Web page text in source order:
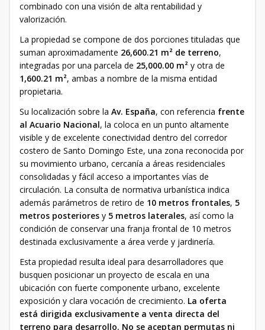
combinado con una visión de alta rentabilidad y
valorización.
La propiedad se compone de dos porciones tituladas que
suman aproximadamente 26,600.21 m² de terreno,
integradas por una parcela de 25,000.00 m² y otra de
1,600.21 m², ambas a nombre de la misma entidad
propietaria.
Su localización sobre la Av. España, con referencia frente
al Acuario Nacional, la coloca en un punto altamente
visible y de excelente conectividad dentro del corredor
costero de Santo Domingo Este, una zona reconocida por
su movimiento urbano, cercanía a áreas residenciales
consolidadas y fácil acceso a importantes vías de
circulación. La consulta de normativa urbanística indica
además parámetros de retiro de 10 metros frontales, 5
metros posteriores y 5 metros laterales, así como la
condición de conservar una franja frontal de 10 metros
destinada exclusivamente a área verde y jardinería.
Esta propiedad resulta ideal para desarrolladores que
busquen posicionar un proyecto de escala en una
ubicación con fuerte componente urbano, excelente
exposición y clara vocación de crecimiento. La oferta
está dirigida exclusivamente a venta directa del
terreno para desarrollo. No se aceptan permutas ni